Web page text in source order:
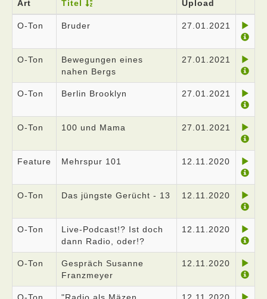
Art
Titel Upload
O-Ton Bruder 27.01.2021
O-Ton
Bewegungen eines
nahen Bergs
27.01.2021
O-Ton Berlin Brooklyn 27.01.2021
O-Ton 100 und Mama 27.01.2021
Feature Mehrspur 101 12.11.2020
O-Ton Das jüngste Gerücht - 13 12.11.2020
O-Ton
Live-Podcast!? Ist doch
dann Radio, oder!?
12.11.2020
O-Ton
Gespräch Susanne
Franzmeyer
12.11.2020